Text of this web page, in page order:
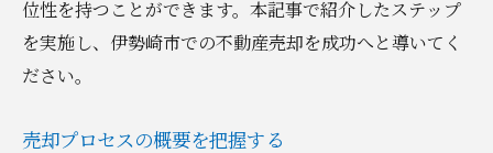
口コミを通じた信頼情報の収集
位性を持つことができます。本記事で紹介したステップ
を実施し、伊勢崎市での不動産売却を成功へと導いてく
ださい。
売却プロセスの概要を把握する